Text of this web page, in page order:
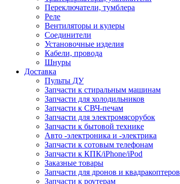
Переключатели, тумблера
Реле
Вентиляторы и кулеры
Соединители
Установочные изделия
Кабели, провода
Шнуры
Доставка
Пульты ДУ
Запчасти к стиральным машинам
Запчасти для холодильников
Запчасти к СВЧ-печам
Запчасти для электромясорубок
Запчасти к бытовой технике
Авто -электроника и -электрика
Запчасти к сотовым телефонам
Запчасти к КПК/iPhone/iPod
Заказные товары
Запчасти для дронов и квадракоптеров
Запчасти к роутерам